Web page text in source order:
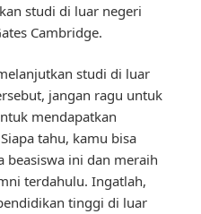
studi di luar negeri
Cambridge.
studi di luar
jangan ragu untuk
mendapatkan
tahu, kamu bisa
beasiswa ini dan meraih
terdahulu. Ingatlah,
tinggi di luar